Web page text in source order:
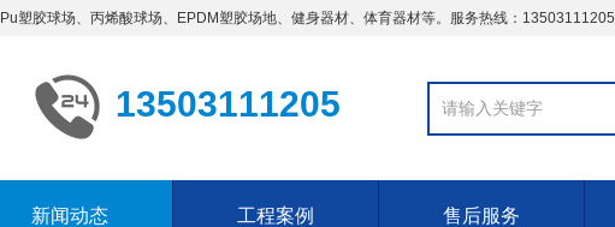
塑胶球场、丙烯酸球场、EPDM塑胶场地、健身器材、体育器材等。服务热线：13503111205
13503111205
新闻动态 工程案例 售后服务